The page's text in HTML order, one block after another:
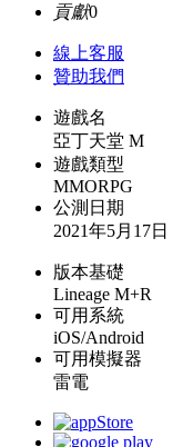
貢獻0
線上客服
贊助我們
遊戲名
亞丁天堂 M
遊戲類型
MMORPG
公測日期
2021年5月17日
版本基礎
Lineage M+R
可用系統
iOS/Android
可用模擬器
雷電